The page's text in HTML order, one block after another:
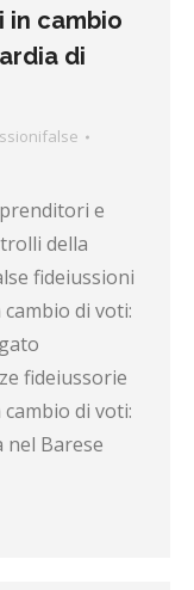
in cambio
di
e
della
fideiussioni
di voti:
fideiussorie
di voti:
nel Barese